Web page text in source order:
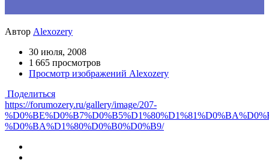
Автор Alexozery
30 июля, 2008
1 665 просмотров
Просмотр изображений Alexozery
Поделиться
https://forumozery.ru/gallery/image/207-
%D0%BA%D1%80%D0%B0%D0%B9/